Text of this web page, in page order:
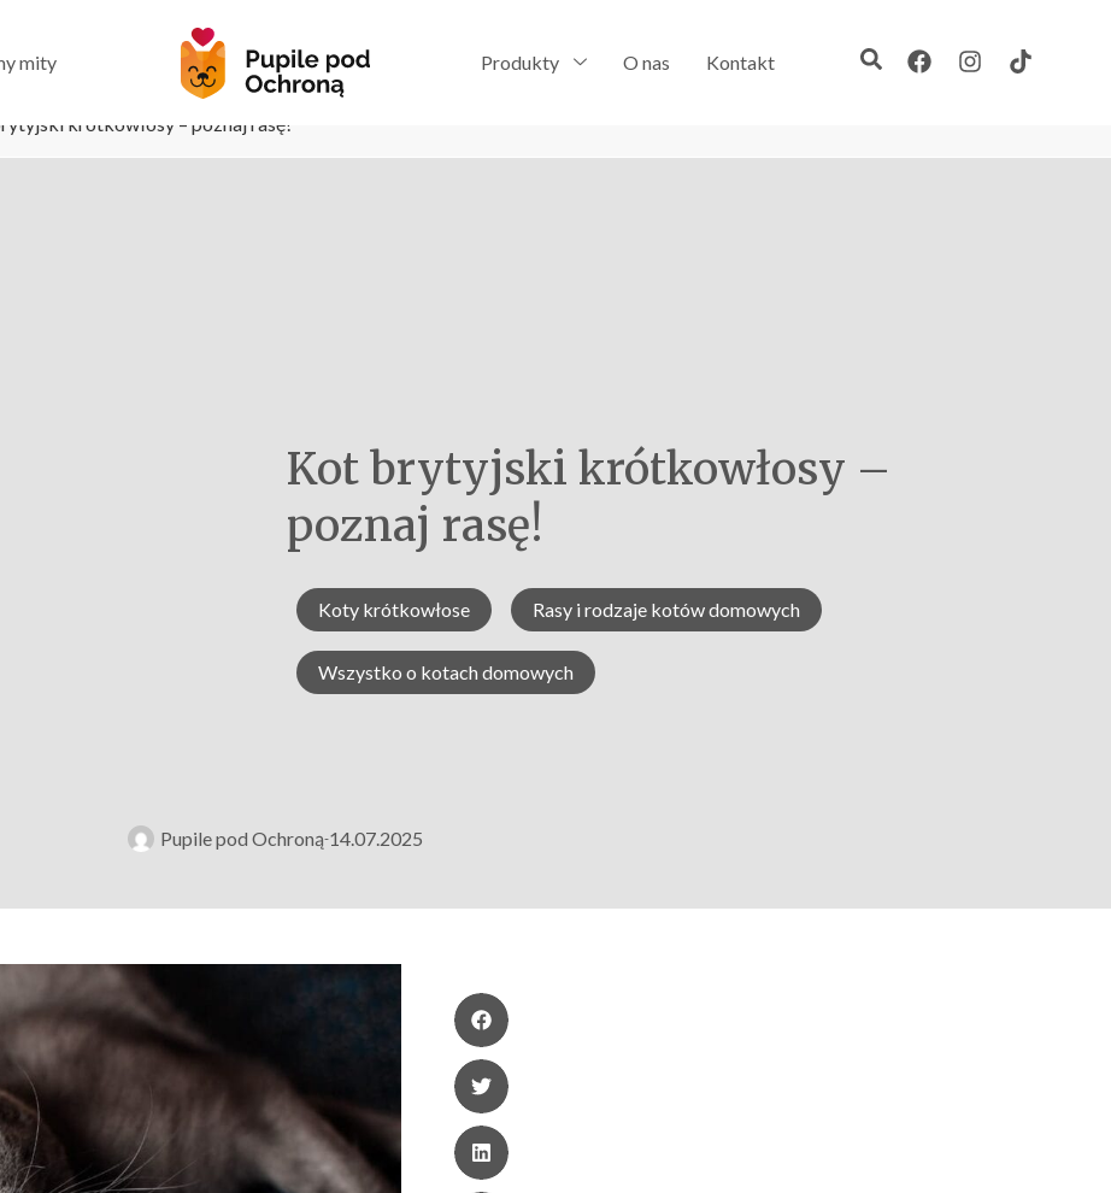
mity Produkty O nas Kontakt
krótkowłosy – poznaj rasę!
Kot brytyjski krótkowłosy –
poznaj rasę!
Koty krótkowłose Rasy i rodzaje kotów domowych
Wszystko o kotach domowych
Pupile pod Ochroną 14.07.2025